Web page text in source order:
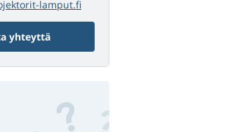
lamput.fi
yhteyttä